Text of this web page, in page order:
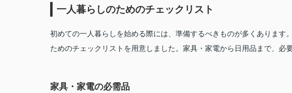
一人暮らしのためのチェックリスト
初めての一人暮らしを始める際には、準備するべきものが多くあります
ためのチェックリストを用意しました。家具・家電から日用品まで、必
家具・家電の必需品